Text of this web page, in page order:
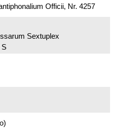
Officii, Nr. 4257
Sextuplex